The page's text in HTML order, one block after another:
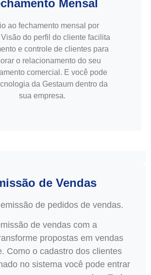
Mensal
ao fechamento mensal por
do perfil do cliente facilita
e controle de clientes para
o relacionamento do seu
comercial. E você pode
da Gestaum dentro da
sua empresa.
de Vendas
de pedidos de vendas.
de vendas com a
propostas em vendas
Como o cadastro dos clientes
no sistema você pode entrar